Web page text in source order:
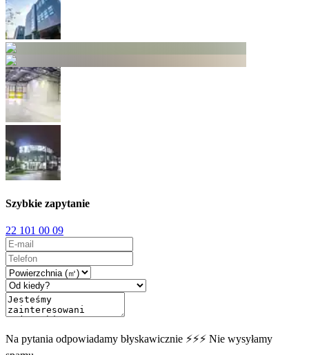
Szybkie zapytanie
22 101 00 09
Na pytania odpowiadamy błyskawicznie ⚡⚡⚡ Nie wysyłamy